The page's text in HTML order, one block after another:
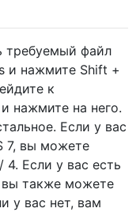
требуемый файл
и нажмите Shift +
к
нажмите на него.
Если у вас
7, вы можете
4. Если у вас есть
вы также можете
у вас нет, вам